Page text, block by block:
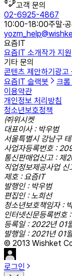
고객 문의
02-6925-4867
10:00-18:00주말·
요즘IT
요즘IT 소개작가 지원
기타 문의
콘텐츠 제안하기 광고
요즘IT 슬랙봇
크
이용약관
개인정보 처리방침
청소년보호정책
㈜위시켓
대표이사 : 박우범
서울특별시 강남구
사업자등록번호 :
통신판매업신고 :
직업정보제공사업
제호 : 요즘IT
발행인 : 박우범
편집인 : 노희선
청소년보호책임자 :
인터넷신문등록번
등록일 : 2022년 01
발행일 : 2021년 01
© 2013 Wishket
로그인